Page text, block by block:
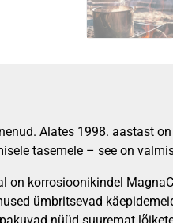
Alates 1998. aastast
tasemele – see on
on korrosioonikindel
ümbritsevad